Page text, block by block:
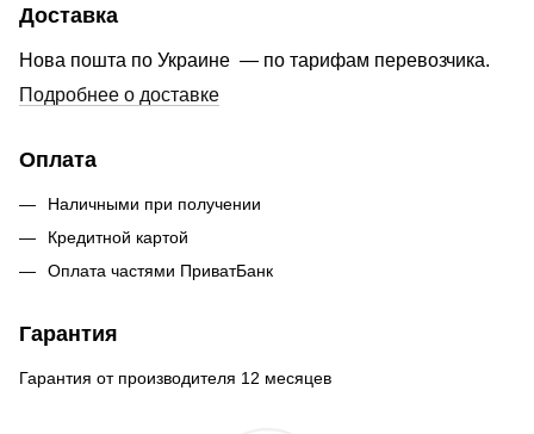
Доставка
Нова пошта по Украине — по тарифам перевозчика.
Подробнее о доставке
Оплата
Наличными при получении
Кредитной картой
Оплата частями ПриватБанк
Гарантия
Гарантия от производителя 12 месяцев